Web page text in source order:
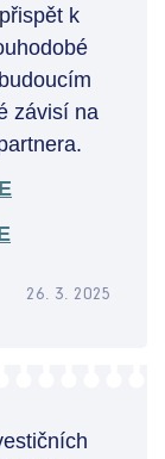
k
závisí na
26. 3. 2025